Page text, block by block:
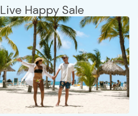
Live Happy Sale